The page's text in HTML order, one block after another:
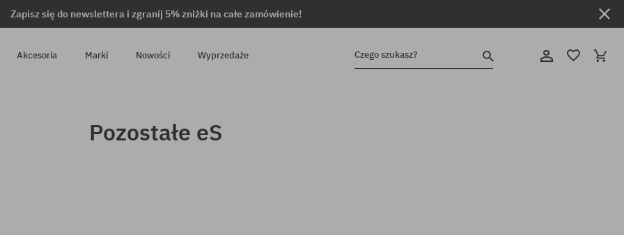
Zapisz się do newslettera i zgranij 5% zniżki na całe zamówienie!
Akcesoria Marki Nowości Wyprzedaże Czego szukasz?
Pozostałe eS